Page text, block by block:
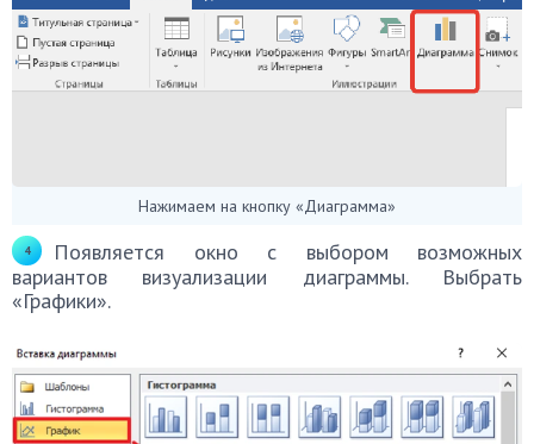
Нажимаем на кнопку «Диаграмма»
Появляется окно с выбором возможных
вариантов визуализации диаграммы. Выбрать
«Графики».